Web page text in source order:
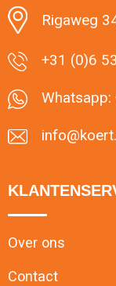
Rigaweg
+31 (0)6
Over ons
Contact